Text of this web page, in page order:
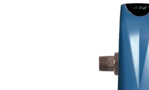
SELVSPYLENDE FILTER